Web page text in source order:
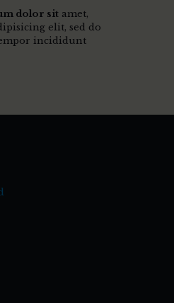
dolor sit amet,
elit, sed do
incididunt